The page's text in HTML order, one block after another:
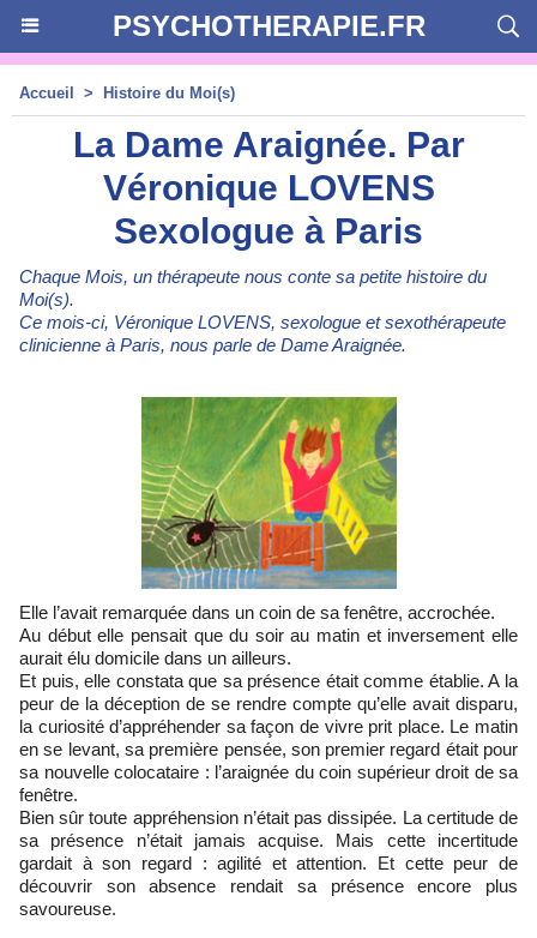
PSYCHOTHERAPIE.FR
Accueil > Histoire du Moi(s)
La Dame Araignée. Par
Véronique LOVENS
Sexologue à Paris
Chaque Mois, un thérapeute nous conte sa petite histoire du
Moi(s).
Ce mois-ci, Véronique LOVENS, sexologue et sexothérapeute
clinicienne à Paris, nous parle de Dame Araignée.
Elle l’avait remarquée dans un coin de sa fenêtre, accrochée.
Au début elle pensait que du soir au matin et inversement elle
aurait élu domicile dans un ailleurs.
Et puis, elle constata que sa présence était comme établie. A la
peur de la déception de se rendre compte qu’elle avait disparu,
la curiosité d’appréhender sa façon de vivre prit place. Le matin
en se levant, sa première pensée, son premier regard était pour
sa nouvelle colocataire : l’araignée du coin supérieur droit de sa
fenêtre.
Bien sûr toute appréhension n’était pas dissipée. La certitude de
sa présence n’était jamais acquise. Mais cette incertitude
gardait à son regard : agilité et attention. Et cette peur de
découvrir son absence rendait sa présence encore plus
savoureuse.